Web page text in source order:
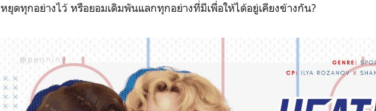
หยุดทุกอย่างไว้ หรือยอมเดิมพันแลกทุกอย่างที่มีเพื่อให้ได้อยู่เคียงข้างกัน?